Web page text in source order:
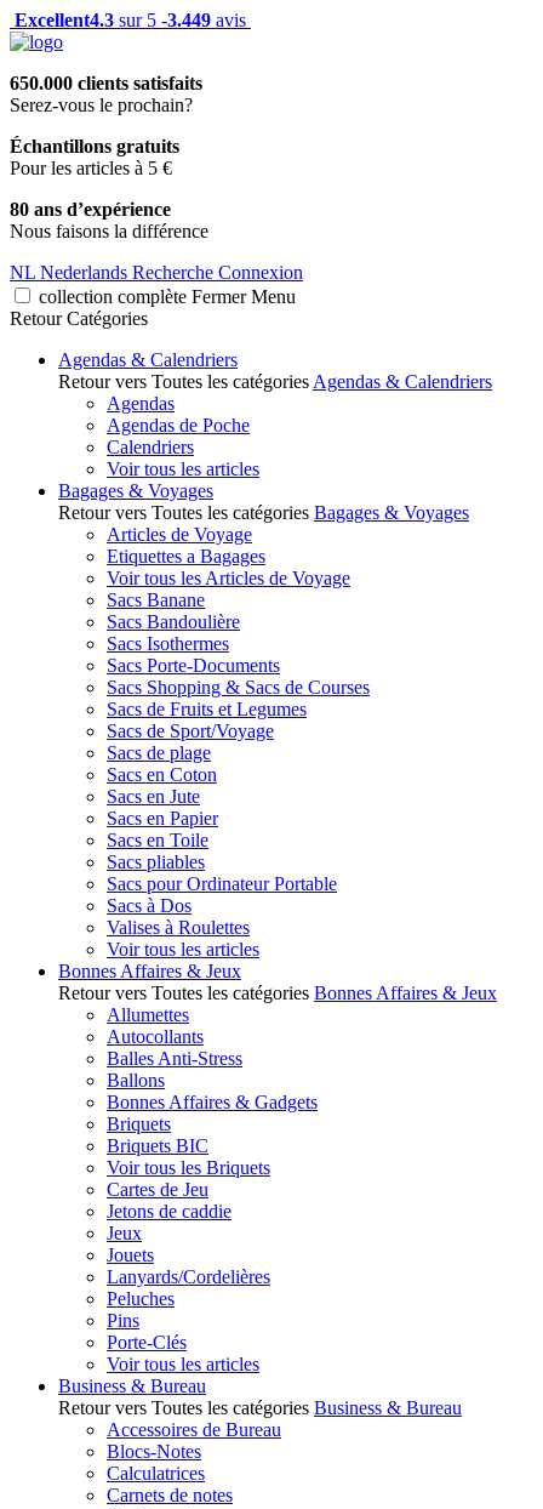
Excellent4.3 sur 5 -3.449 avis
650.000 clients satisfaits
Serez-vous le prochain?
Échantillons gratuits
Pour les articles à 5 €
80 ans d’expérience
Nous faisons la différence
NL Nederlands Recherche Connexion
collection complète Fermer Menu
Retour Catégories
Agendas & Calendriers
Retour vers Toutes les catégories Agendas & Calendriers
Agendas
Agendas de Poche
Calendriers
Voir tous les articles
Bagages & Voyages
Retour vers Toutes les catégories Bagages & Voyages
Articles de Voyage
Etiquettes a Bagages
Voir tous les Articles de Voyage
Sacs Banane
Sacs Bandoulière
Sacs Isothermes
Sacs Porte-Documents
Sacs Shopping & Sacs de Courses
Sacs de Fruits et Legumes
Sacs de Sport/Voyage
Sacs de plage
Sacs en Coton
Sacs en Jute
Sacs en Papier
Sacs en Toile
Sacs pliables
Sacs pour Ordinateur Portable
Sacs à Dos
Valises à Roulettes
Voir tous les articles
Bonnes Affaires & Jeux
Retour vers Toutes les catégories Bonnes Affaires & Jeux
Allumettes
Autocollants
Balles Anti-Stress
Ballons
Bonnes Affaires & Gadgets
Briquets
Briquets BIC
Voir tous les Briquets
Cartes de Jeu
Jetons de caddie
Jeux
Jouets
Lanyards/Cordelières
Peluches
Pins
Porte-Clés
Voir tous les articles
Business & Bureau
Retour vers Toutes les catégories Business & Bureau
Accessoires de Bureau
Blocs-Notes
Calculatrices
Carnets de notes